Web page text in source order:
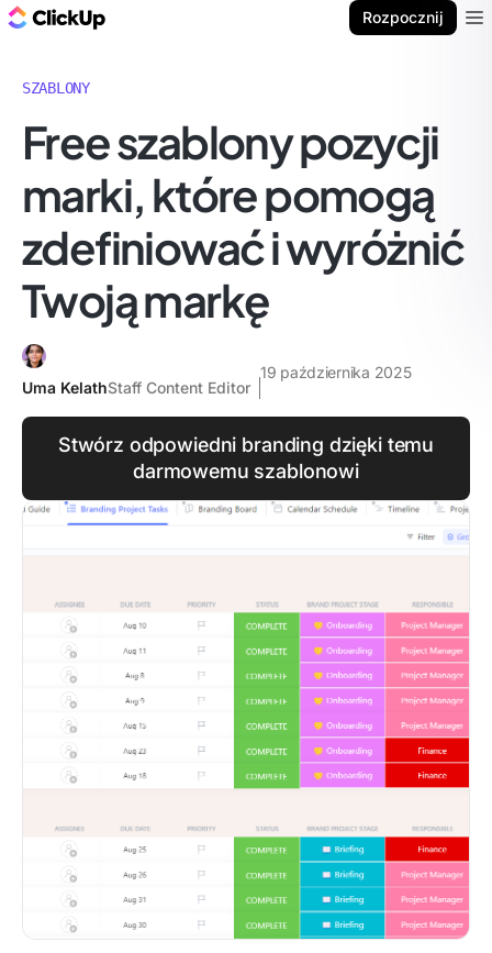
Rozpocznij
SZABLONY
Free szablony pozycji
marki, które pomogą
zdefiniować i wyróżnić
Twoją markę
Uma KelathStaff Content Editor
19 października 2025
Stwórz odpowiedni branding dzięki temu
darmowemu szablonowi